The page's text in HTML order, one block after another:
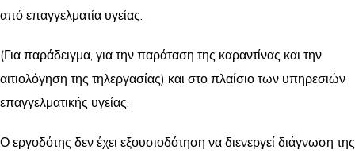
από επαγγελματία υγείας.
(Για παράδειγμα, για την παράταση της καραντίνας και την
αιτιολόγηση της τηλεργασίας) και στο πλαίσιο των υπηρεσιών
επαγγελματικής υγείας:
Ο εργοδότης δεν έχει εξουσιοδότηση να διενεργεί διάγνωση της